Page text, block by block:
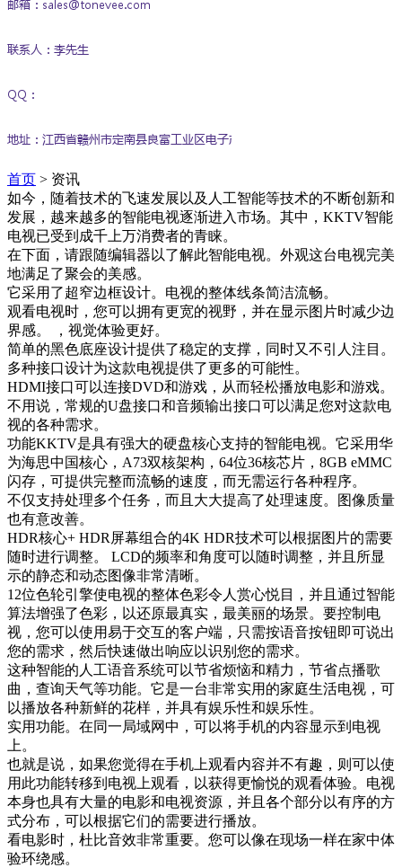
首页 > 资讯
如今，随着技术的飞速发展以及人工智能等技术的不断创新和
发展，越来越多的智能电视逐渐进入市场。其中，KKTV智能
电视已受到成千上万消费者的青睐。
在下面，请跟随编辑器以了解此智能电视。外观这台电视完美
地满足了聚会的美感。
它采用了超窄边框设计。电视的整体线条简洁流畅。
观看电视时，您可以拥有更宽的视野，并在显示图片时减少边
界感。 ，视觉体验更好。
简单的黑色底座设计提供了稳定的支撑，同时又不引人注目。
多种接口设计为这款电视提供了更多的可能性。
HDMI接口可以连接DVD和游戏，从而轻松播放电影和游戏。
不用说，常规的U盘接口和音频输出接口可以满足您对这款电
视的各种需求。
功能KKTV是具有强大的硬盘核心支持的智能电视。它采用华
为海思中国核心，A73双核架构，64位36核芯片，8GB eMMC
闪存，可提供完整而流畅的速度，而无需运行各种程序。
不仅支持处理多个任务，而且大大提高了处理速度。图像质量
也有意改善。
HDR核心+ HDR屏幕组合的4K HDR技术可以根据图片的需要
随时进行调整。 LCD的频率和角度可以随时调整，并且所显
示的静态和动态图像非常清晰。
12位色轮引擎使电视的整体色彩令人赏心悦目，并且通过智能
算法增强了色彩，以还原最真实，最美丽的场景。要控制电
视，您可以使用易于交互的客户端，只需按语音按钮即可说出
您的需求，然后快速做出响应以识别您的需求。
这种智能的人工语音系统可以节省烦恼和精力，节省点播歌
曲，查询天气等功能。它是一台非常实用的家庭生活电视，可
以播放各种新鲜的花样，并具有娱乐性和娱乐性。
实用功能。在同一局域网中，可以将手机的内容显示到电视
上。
也就是说，如果您觉得在手机上观看内容并不有趣，则可以使
用此功能转移到电视上观看，以获得更愉悦的观看体验。电视
本身也具有大量的电影和电视资源，并且各个部分以有序的方
式分布，可以根据它们的需要进行播放。
看电影时，杜比音效非常重要。您可以像在现场一样在家中体
验环绕感。